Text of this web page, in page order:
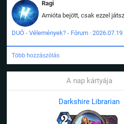
Ragi
DUÓ - Vélemények? - Fórum ·
Több hozzászólás
A nap kártyája
Darkshire Librarian